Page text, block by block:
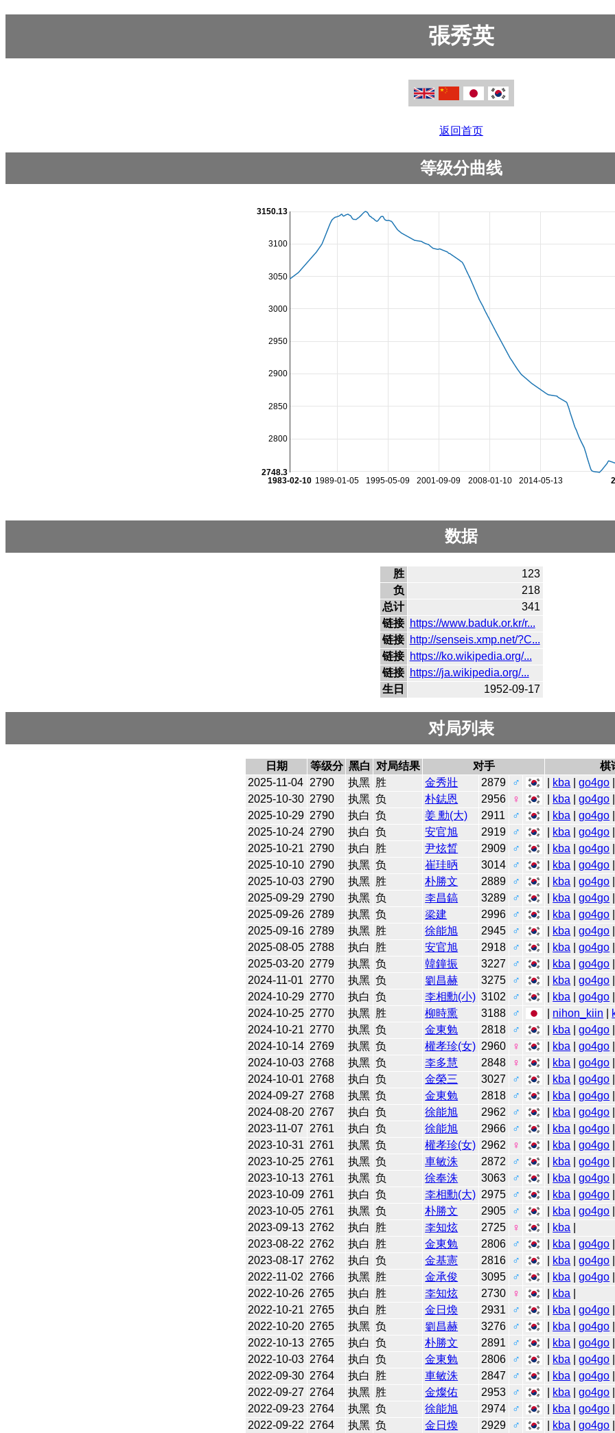
張秀英
返回首页
等级分曲线
1989-01-05 1995-05-09 2001-09-09 2008-01-10 2014-05-13
1983-02-10
2800
2850
2900
2950
3000
3050
3100
2748.3
3150.13
数据
胜
123
负
218
总计
341
链接 https://www.baduk.or.kr/r...
链接 http://senseis.xmp.net/?C...
链接 https://ko.wikipedia.org/...
链接 https://ja.wikipedia.org/...
生日
1952-09-17
对局列表
日期 等级分 黑白 对局结果 对手
棋
2025-11-04 2790 执黑 胜 金秀壯 2879 ♂ kba |go4go
2025-10-30 2790 执黑 负 朴鋕恩 2956 ♀ kba |go4go
2025-10-29 2790 执白 负 姜 勳(大) 2911 ♂ kba |go4go
2025-10-24 2790 执白 负 安官旭 2919 ♂ kba |go4go
2025-10-21 2790 执白 胜 尹炫晳 2909 ♂ kba |go4go
2025-10-10 2790 执黑 负 崔珪昞 3014 ♂ kba |go4go
2025-10-03 2790 执黑 胜 朴勝文 2889 ♂ kba |go4go
2025-09-29 2790 执黑 负 李昌鎬 3289 ♂ kba |go4go
2025-09-26 2789 执黑 负 梁建 2996 ♂ kba |go4go
2025-09-16 2789 执黑 胜 徐能旭 2945 ♂ kba |go4go
2025-08-05 2788 执白 胜 安官旭 2918 ♂ kba |go4go
2025-03-20 2779 执黑 负 韓鐘振 3227 ♂ kba |go4go
2024-11-01
2770 执黑 负 劉昌赫 3275 ♂ kba |go4go
2024-10-29 2770 执白 负 李相勳(小) 3102 ♂ kba |go4go
2024-10-25 2770 执黑 胜 柳時熏 3188 ♂ nihon_kiin
2024-10-21 2770 执黑 负 金東勉 2818 ♂ kba |go4go
2024-10-14 2769 执黑 负 權孝珍(女) 2960 ♀ kba |go4go
2024-10-03 2768 执黑 负 李多慧 2848 ♀ kba |go4go
2024-10-01 2768 执白 负 金榮三 3027 ♂ kba |go4go
2024-09-27 2768 执黑 负 金東勉 2818 ♂ kba |go4go
2024-08-20 2767 执白 负 徐能旭 2962 ♂ kba |go4go
2023-11-07
2761 执白 负 徐能旭 2966 ♂ kba |go4go
2023-10-31 2761 执黑 负 權孝珍(女) 2962 ♀ kba |go4go
2023-10-25 2761 执黑 负 車敏洙 2872 ♂ kba |go4go
2023-10-13 2761 执黑 负 徐奉洙 3063 ♂ kba |go4go
2023-10-09 2761 执白 负 李相勳(大) 2975 ♂ kba |go4go
2023-10-05 2761 执黑 负 朴勝文 2905 ♂ kba |go4go
2023-09-13 2762 执白 胜 李知炫 2725 ♀ kba
2023-08-22 2762 执白 胜 金東勉 2806 ♂ kba |go4go
2023-08-17 2762 执白 负 金基憲 2816 ♂ kba |go4go
2022-11-02
2766 执黑 胜 金承俊 3095 ♂ kba |go4go
2022-10-26 2765 执白 胜 李知炫 2730 ♀ kba
2022-10-21 2765 执白 胜 金日煥 2931 ♂ kba |go4go
2022-10-20 2765 执黑 负 劉昌赫 3276 ♂ kba |go4go
2022-10-13 2765 执白 负 朴勝文 2891 ♂ kba |go4go
2022-10-03 2764 执白 负 金東勉 2806 ♂ kba |go4go
2022-09-30 2764 执白 胜 車敏洙 2847 ♂ kba |go4go
2022-09-27 2764 执黑 胜 金燦佑 2953 ♂ kba |go4go
2022-09-23 2764 执黑 负 徐能旭 2974 ♂ kba |go4go
2022-09-22 2764 执黑 负 金日煥 2929 ♂ kba |go4go